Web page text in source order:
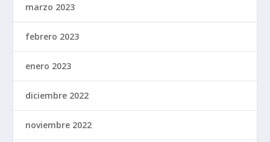
marzo 2023
febrero 2023
enero 2023
diciembre 2022
noviembre 2022